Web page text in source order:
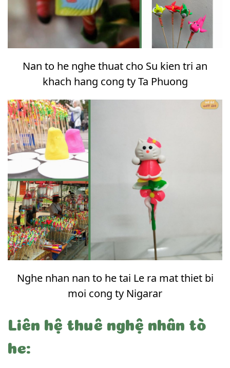
Nan to he nghe thuat cho Su kien tri an
khach hang cong ty Ta Phuong
Nghe nhan nan to he tai Le ra mat thiet bi
moi cong ty Nigarar
Liên hệ thuê nghệ nhân tò
he: